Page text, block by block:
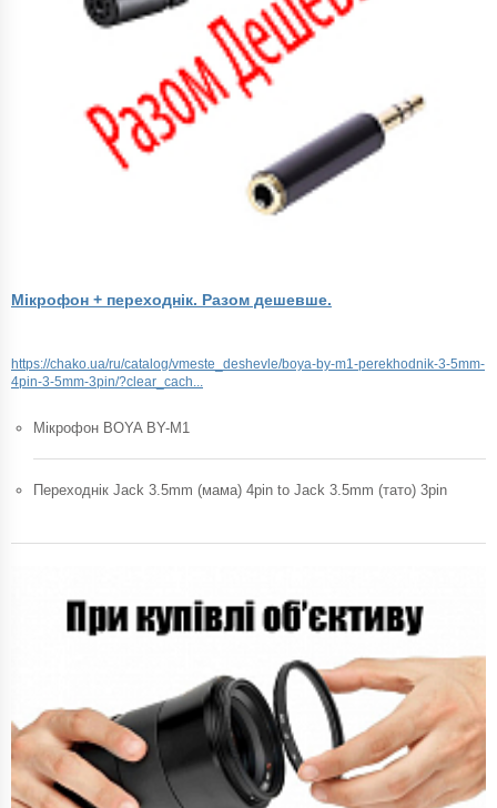
Мікрофон + переходнік. Разом дешевше.
https://chako.ua/ru/catalog/vmeste_deshevle/boya-by-m1-perekhodnik-3-5mm-
4pin-3-5mm-3pin/?clear_cach...
Мікрофон BOYA BY-M1
Переходнік Jack 3.5mm (мама) 4pin to Jack 3.5mm (тато) 3pin